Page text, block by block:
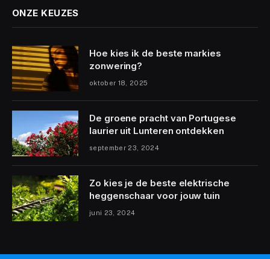
ONZE KEUZES
Hoe kies ik de beste markies
zonwering?
oktober 18, 2025
De groene pracht van Portugese
laurier uit Lunteren ontdekken
september 23, 2024
Zo kies je de beste elektrische
heggenschaar voor jouw tuin
juni 23, 2024